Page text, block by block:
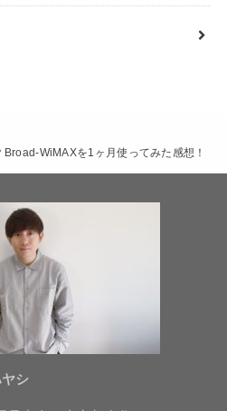
Broad-WiMAXを1ヶ月使ってみた感想！
シ